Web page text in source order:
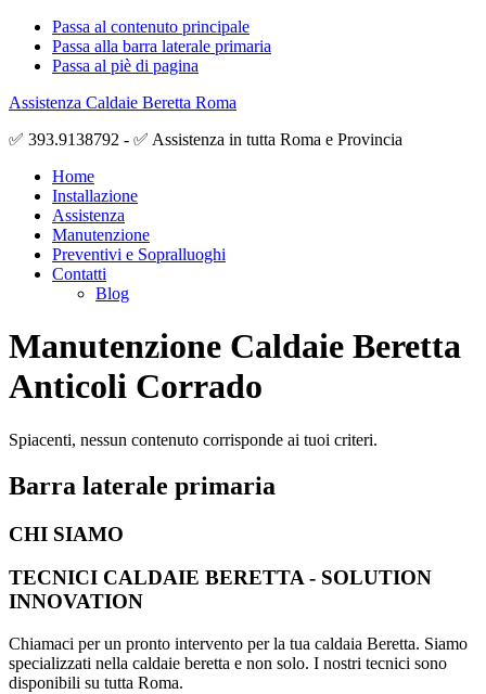
Passa al contenuto principale
Passa alla barra laterale primaria
Passa al piè di pagina
Assistenza Caldaie Beretta Roma
✅ 393.9138792 - ✅ Assistenza in tutta Roma e Provincia
Home
Installazione
Assistenza
Manutenzione
Preventivi e Sopralluoghi
Contatti
Blog
Manutenzione Caldaie Beretta
Anticoli Corrado
Spiacenti, nessun contenuto corrisponde ai tuoi criteri.
Barra laterale primaria
CHI SIAMO
TECNICI CALDAIE BERETTA - SOLUTION
INNOVATION
Chiamaci per un pronto intervento per la tua caldaia Beretta. Siamo
specializzati nella caldaie beretta e non solo. I nostri tecnici sono
disponibili su tutta Roma.